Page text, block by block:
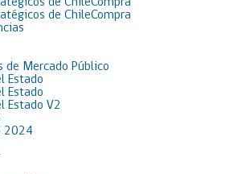
de ChileCompra
de Mercado Público
Estado
Estado
Estado V2
2024